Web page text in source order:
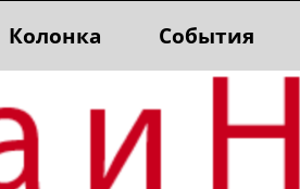
Колонка События